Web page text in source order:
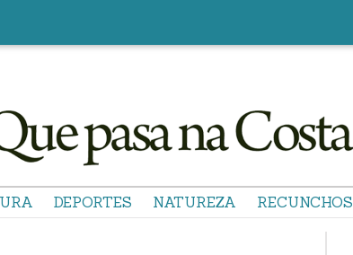
DEPORTES NATUREZA RECUNCHOS